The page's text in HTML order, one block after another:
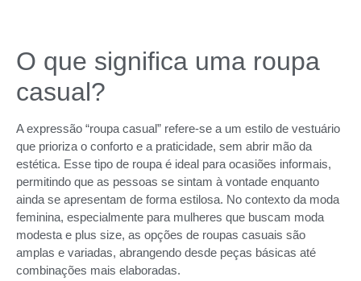
O que significa uma roupa
casual?
A expressão “roupa casual” refere-se a um estilo de vestuário
que prioriza o conforto e a praticidade, sem abrir mão da
estética. Esse tipo de roupa é ideal para ocasiões informais,
permitindo que as pessoas se sintam à vontade enquanto
ainda se apresentam de forma estilosa. No contexto da moda
feminina, especialmente para mulheres que buscam moda
modesta e plus size, as opções de roupas casuais são
amplas e variadas, abrangendo desde peças básicas até
combinações mais elaboradas.